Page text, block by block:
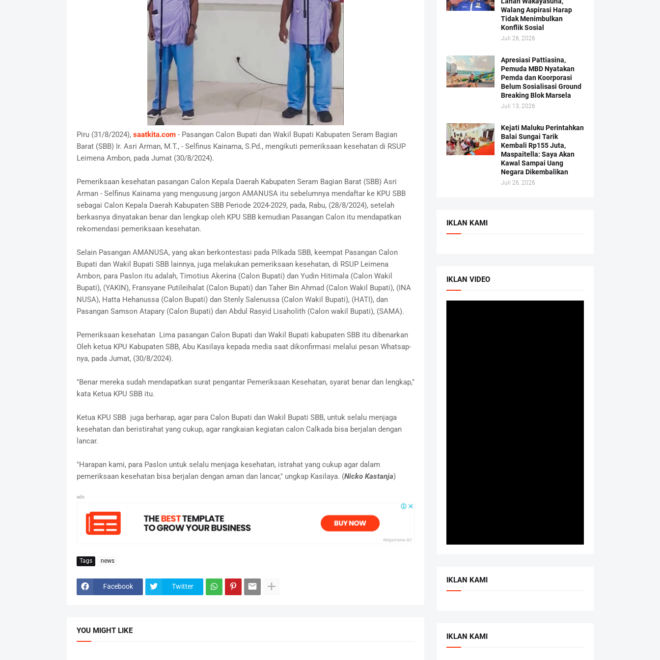
Piru (31/8/2024), saatkita.com- Pasangan Calon Bupati dan Wakil Bupati Kabupaten Seram Bagian
Barat (SBB) Ir. Asri Arman, M.T., - Selfinus Kainama, S.Pd., mengikuti pemeriksaan kesehatan di RSUP
Leimena Ambon, pada Jumat (30/8/2024).
Pemeriksaan kesehatan pasangan Calon Kepala Daerah Kabupaten Seram Bagian Barat (SBB) Asri
Arman - Selfinus Kainama yang mengusung jargon AMANUSA itu sebelumnya mendaftar ke KPU SBB
sebagai Calon Kepala Daerah Kabupaten SBB Periode 2024-2029, pada, Rabu, (28/8/2024), setelah
berkasnya dinyatakan benar dan lengkap oleh KPU SBB kemudian Pasangan Calon itu mendapatkan
rekomendasi pemeriksaan kesehatan.
Selain Pasangan AMANUSA, yang akan berkontestasi pada Pilkada SBB, keempat Pasangan Calon
Bupati dan Wakil Bupati SBB lainnya, juga melakukan pemeriksaan kesehatan, di RSUP Leimena
Ambon, para Paslon itu adalah, Timotius Akerina (Calon Bupati) dan Yudin Hitimala (Calon Wakil
Bupati), (YAKIN), Fransyane Putileihalat (Calon Bupati) dan Taher Bin Ahmad (Calon Wakil Bupati), (INA
NUSA), Hatta Hehanussa (Calon Bupati) dan Stenly Salenussa (Calon Wakil Bupati), (HATI), dan
Pasangan Samson Atapary (Calon Bupati) dan Abdul Rasyid Lisaholith (Calon wakil Bupati), (SAMA).
Pemeriksaan kesehatan Lima pasangan Calon Bupati dan Wakil Bupati kabupaten SBB itu dibenarkan
Oleh ketua KPU Kabupaten SBB, Abu Kasilaya kepada media saat dikonfirmasi melalui pesan Whatsap-
nya, pada Jumat, (30/8/2024).
"Benar mereka sudah mendapatkan surat pengantar Pemeriksaan Kesehatan, syarat benar dan lengkap,"
kata Ketua KPU SBB itu.
Ketua KPU SBB juga berharap, agar para Calon Bupati dan Wakil Bupati SBB, untuk selalu menjaga
kesehatan dan beristirahat yang cukup, agar rangkaian kegiatan calon Calkada bisa berjalan dengan
lancar.
"Harapan kami, para Paslon untuk selalu menjaga kesehatan, istrahat yang cukup agar dalam
pemeriksaan kesehatan bisa berjalan dengan aman dan lancar," ungkap Kasilaya. (Nicko Kastanja)
ads
Tags news
Facebook Twitter
YOU MIGHT LIKE
Walang Aspirasi Harap
Tidak Menimbulkan
Konflik Sosial
Juli 26, 2026
Apresiasi Pattiasina,
Pemuda MBD Nyatakan
Pemda dan Koorporasi
Belum Sosialisasi Ground
Breaking Blok Marsela
Juli 13, 2026
Kejati Maluku Perintahkan
Balai Sungai Tarik
Kembali Rp155 Juta,
Maspaitella: Saya Akan
Kawal Sampai Uang
Negara Dikembalikan
Juli 26, 2026
IKLAN KAMI
IKLAN VIDEO
IKLAN KAMI
IKLAN KAMI